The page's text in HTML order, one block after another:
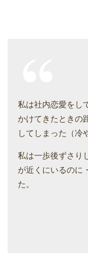
私は社内恋愛をし
かけてきたときの
してしまった（冷
私は一歩後ずさり
が近くにいるのに
た。